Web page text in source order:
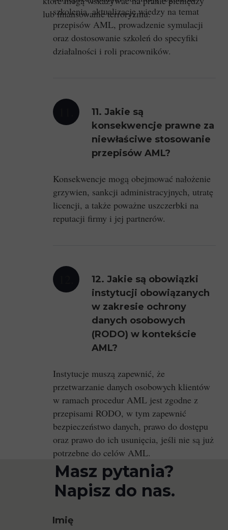
szkolenia, aktualizację wiedzy na temat
przepisów AML, prowadzenie symulacji
oraz dostosowanie szkoleń do specyfiki
działalności i roli pracowników.
11. Jakie są
konsekwencje prawne za
niewłaściwe stosowanie
przepisów AML?
Konsekwencje mogą obejmować nałożenie
grzywien, sankcji administracyjnych, utratę
licencji, a także poważne uszczerbki na
reputacji firmy i jej partnerów.
12. Jakie są obowiązki
instytucji obowiązanych
w zakresie ochrony
danych osobowych
(RODO) w kontekście
AML?
Instytucje muszą zapewnić, że
przetwarzanie danych osobowych klientów
w ramach procedur AML jest zgodne z
przepisami RODO, w tym zapewnić
bezpieczeństwo danych, prawo do dostępu
oraz prawo do ich usunięcia, jeśli nie są już
potrzebne do celów AML.
lub finansowanie terroryzmu.
Masz pytania?
Napisz do nas.
Imię